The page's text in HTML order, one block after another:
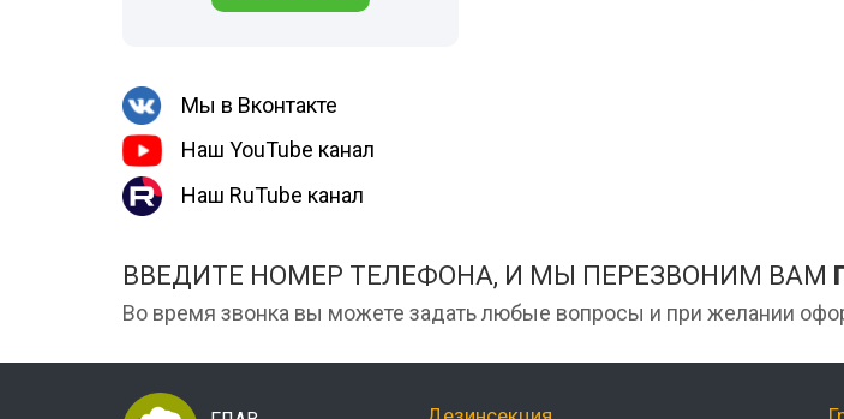
Шершни
Вши
Чешуйницы
Многоквартирный дом
Жуки
Мы в Вконтакте
Наш YouTube канал
Наш RuTube канал
ВВЕДИТЕ НОМЕР ТЕЛЕФОНА, И МЫ ПЕРЕЗВОНИМ ВАМ
Во время звонка вы можете задать любые вопросы и при желании